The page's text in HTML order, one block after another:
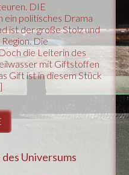
DIE
ein politisches Drama
ist der große Stolz und
Die
die Leiterin des
mit Giftstoffen
Gift ist in diesem Stück
Universums